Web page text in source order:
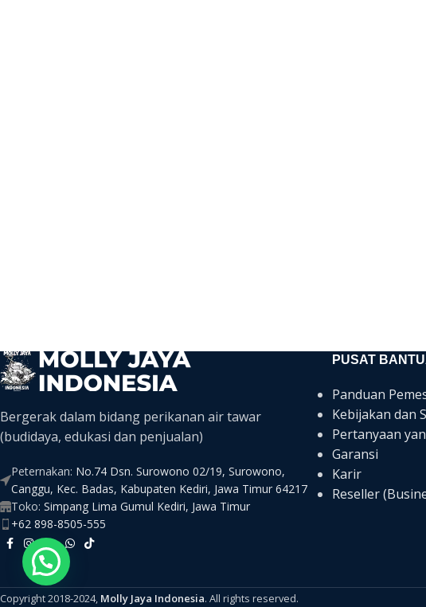
Bergerak dalam bidang perikanan air tawar
(budidaya, edukasi dan penjualan)
Peternakan: No.74 Dsn. Surowono 02/19, Surowono,
Canggu, Kec. Badas, Kabupaten Kediri, Jawa Timur 64217
Toko: Simpang Lima Gumul Kediri, Jawa Timur
+62 898-8505-555
PUSAT
Panduan
Kebijakan dan
Pertanyaan
Garansi
Karir
Reseller
Copyright 2018-2024, Molly Jaya Indonesia. All rights reserved.